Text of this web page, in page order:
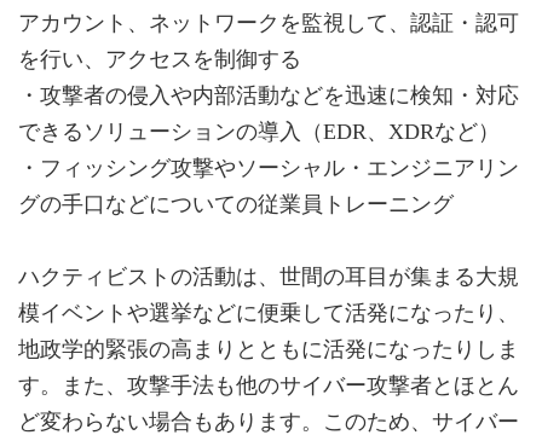
アカウント、ネットワークを監視して、認証・認可
を⾏い、アクセスを制御する
・攻撃者の侵入や内部活動などを迅速に検知・対応
できるソリューションの導入（EDR、XDRなど）
・フィッシング攻撃やソーシャル・エンジニアリン
グの手口などについての従業員トレーニング
ハクティビストの活動は、世間の耳目が集まる大規
模イベントや選挙などに便乗して活発になったり、
地政学的緊張の高まりとともに活発になったりしま
す。また、攻撃手法も他のサイバー攻撃者とほとん
ど変わらない場合もあります。このため、サイバー